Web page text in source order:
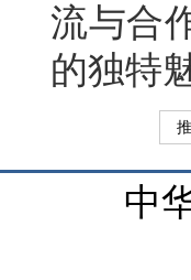
流与合
的独特
中